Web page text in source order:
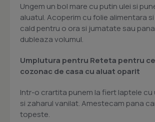
Ungem un bol mare cu putin ulei si
aluatul. Acoperim cu folie alimentara
cald pentru o ora si jumatate sau
dubleaza volumul.
Umplutura pentru Reteta pentru
cozonac de casa cu aluat oparit
Intr-o crartita punem la fiert laptele cu
si zaharul vanilat. Amestecam pana
topeste.